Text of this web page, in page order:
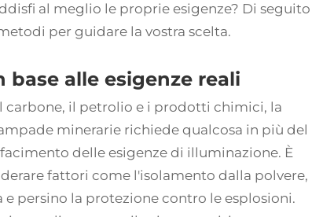
al meglio le proprie esigenze? Di seguito
per guidare la vostra scelta.
base alle esigenze reali
carbone, il petrolio e i prodotti chimici, la
minerarie richiede qualcosa in più del
delle esigenze di illuminazione. È
fattori come l'isolamento dalla polvere,
persino la protezione contro le esplosioni.